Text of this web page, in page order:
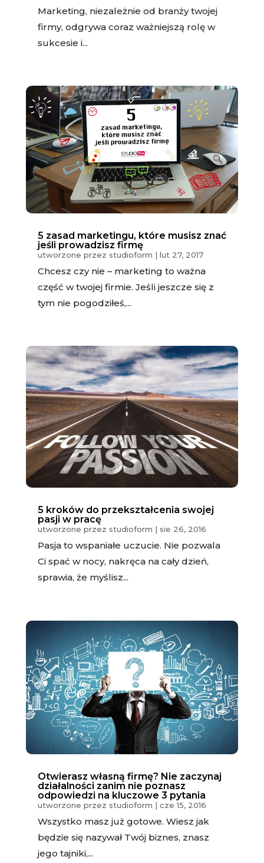
Marketing, niezależnie od branży twojej
firmy, odgrywa coraz ważniejszą rolę w
sukcesie i...
5 zasad marketingu, które musisz znać
jeśli prowadzisz firmę
utworzone przez studioform | lut 27, 2017
Chcesz czy nie – marketing to ważna
część w twojej firmie. Jeśli jeszcze się z
tym nie pogodziłeś,...
5 kroków do przekształcenia swojej
pasji w pracę
utworzone przez studioform | sie 26, 2016
Pasja to wspaniałe uczucie. Nie pozwala
Ci spać w nocy, nakręca na cały dzień,
sprawia, że myślisz...
Otwierasz własną firmę? Nie zaczynaj
działalności zanim nie poznasz
odpowiedzi na kluczowe 3 pytania
utworzone przez studioform | cze 15, 2016
Wszystko masz już gotowe. Wiesz jak
będzie się nazywał Twój biznes, znasz
jego tajniki,...